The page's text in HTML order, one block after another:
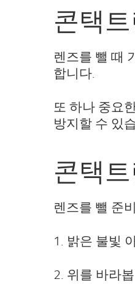
콘택
렌즈를 뺄 때
합니다.
또 하나 중요
방지할 수 있
콘택
렌즈를 뺄 준
1. 밝은 불빛
2. 위를 바라